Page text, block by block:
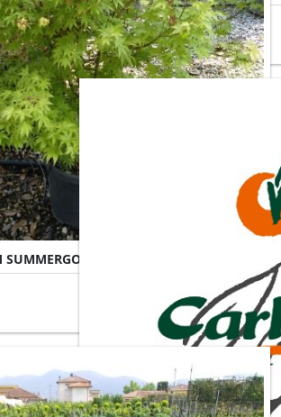
Misure Disponibili ►